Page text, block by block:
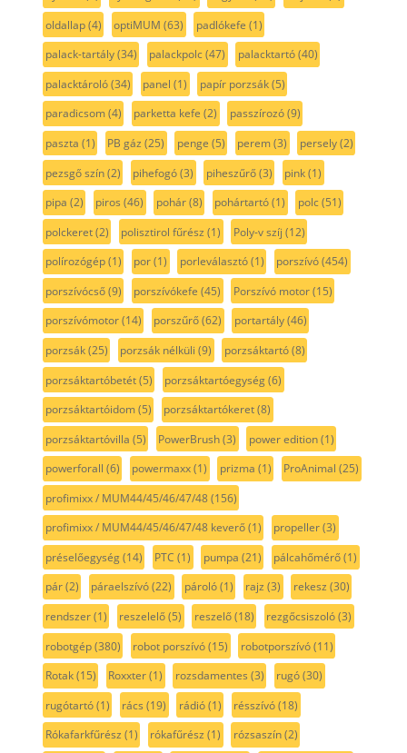
oldallap(4) optiMUM (63) padlókefe (1)
palack-tartály(34) palackpolc(47) palacktartó(40)
palacktároló(34) panel (1) papír porzsák(5)
paradicsom(4) parketta kefe (2) passzírozó(9)
paszta (1) PB gáz (25) penge (5) perem(3) persely(2)
pezsgő szín(2) pihefogó(3) piheszűrő(3) pink(1)
pipa (2) piros (46) pohár(8) pohártartó(1) polc(51)
polckeret(2) polisztirol fűrész (1) Poly-v szíj (12)
polírozógép(1) por(1) porleválasztó(1) porszívó(454)
porszívócső(9) porszívókefe (45) Porszívó motor(15)
porszívómotor(14) porszűrő(62) portartály(46)
porzsák(25) porzsák nélküli (9) porzsáktartó(8)
porzsáktartóbetét(5) porzsáktartóegység(6)
porzsáktartóidom(5) porzsáktartókeret(8)
porzsáktartóvilla (5) PowerBrush(3) power edition(1)
powerforall (6) powermaxx(1) prizma (1) ProAnimal (25)
profimixx / MUM44/45/46/47/48(156)
profimixx / MUM44/45/46/47/48 keverő(1) propeller(3)
préselőegység(14) PTC (1) pumpa (21) pálcahőmérő(1)
pár(2) páraelszívó(22) pároló(1) rajz (3) rekesz (30)
rendszer(1) reszelelő(5) reszelő(18) rezgőcsiszoló(3)
robotgép(380) robot porszívó(15) robotporszívó(11)
Rotak(15) Roxxter(1) rozsdamentes (3) rugó(30)
rugótartó(1) rács (19) rádió(1) résszívó(18)
Rókafarkfűrész (1) rókafűrész (1) rózsaszín(2)